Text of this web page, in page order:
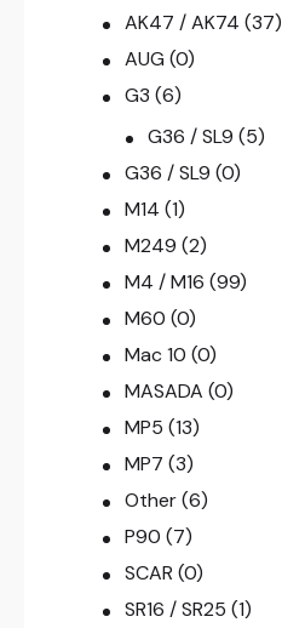
AK47 / AK74 (37)
AUG (0)
G3 (6)
G36 / SL9 (5)
G36 / SL9 (0)
M14 (1)
M249 (2)
M4 / M16 (99)
M60 (0)
Mac 10 (0)
MASADA (0)
MP5 (13)
MP7 (3)
Other (6)
P90 (7)
SCAR (0)
SR16 / SR25 (1)